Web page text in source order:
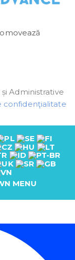
Administrative
confidenţialitate